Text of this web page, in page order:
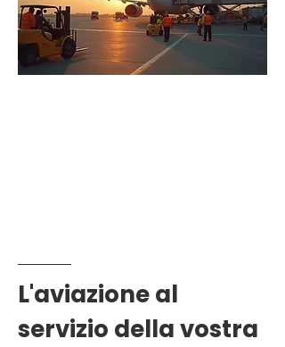
L'aviazione al
servizio della vostra